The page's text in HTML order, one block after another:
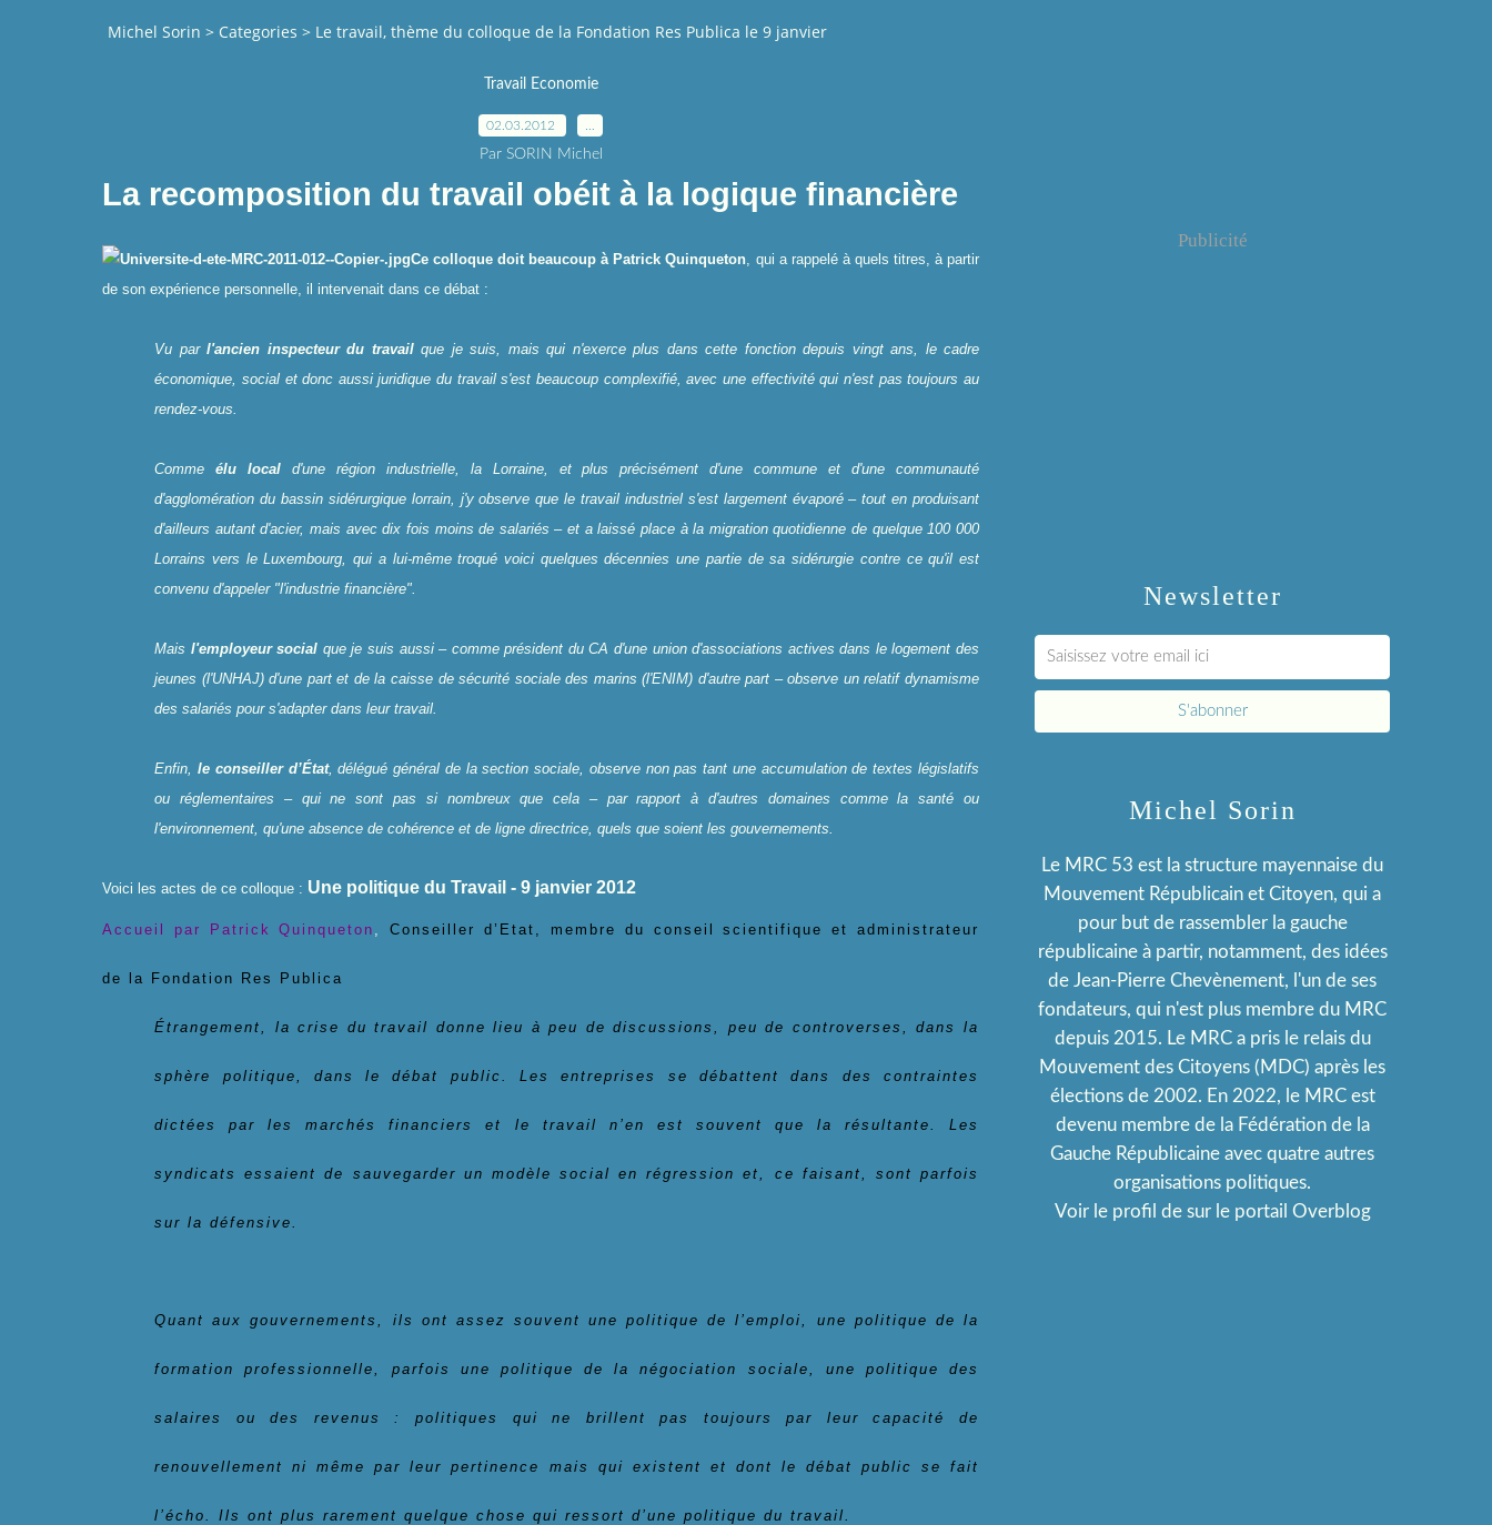
Michel Sorin > Categories > Le travail, thème du colloque de la Fondation Res Publica le 9 janvier
Travail Economie
02.03.2012
Par SORIN Michel
La recomposition du travail obéit à la logique financière
Ce colloque doit beaucoup à Patrick Quinqueton , qui a rappelé à quels titres, à partir
de son expérience personnelle, il intervenait dans ce débat :
Vu parl'ancien inspecteur du travailque je suis, mais qui n'exerce plus dans cette fonction depuis vingt ans, le cadre
économique, social et donc aussi juridique du travail s'est beaucoup complexifié, avec une effectivité qui n'est pas toujours au
rendez-vous.
Commeélu local d'une région industrielle, la Lorraine, et plus précisément d'une commune et d'une communauté
d'agglomération du bassin sidérurgique lorrain, j'y observe que le travail industriel s'est largement évaporé – tout en produisant
d'ailleurs autant d'acier, mais avec dix fois moins de salariés – et a laissé place à la migration quotidienne de quelque 100 000
Lorrains vers le Luxembourg, qui a lui-même troqué voici quelques décennies une partie de sa sidérurgie contre ce qu'il est
convenu d'appeler "l'industrie financière".
Mais l'employeur social que je suis aussi – comme président du CA d'une union d'associations actives dans le logement des
jeunes (l'UNHAJ) d'une part et de la caisse de sécurité sociale des marins (l'ENIM) d'autre part – observe un relatif dynamisme
des salariés pour s'adapter dans leur travail.
Enfin, le conseiller d’État, délégué général de la section sociale, observe non pas tant une accumulation de textes législatifs
ou réglementaires – qui ne sont pas si nombreux que cela – par rapport à d'autres domaines comme la santé ou
l'environnement, qu'une absence de cohérence et de ligne directrice, quels que soient les gouvernements.
Voici les actes de ce colloque : Une politique du Travail - 9 janvier 2012
Accueil par Patrick Quinqueton ,Conseiller d’Etat, membre du conseil scientifique et administrateur
de la Fondation Res Publica
Étrangement, la crise du travail donne lieu à peu de discussions, peu de controverses, dans la
sphère politique, dans le débat public. Les entreprises se débattent dans des contraintes
dictées par les marchés financiers et le travail n’en est souvent que la résultante. Les
syndicats essaient de sauvegarder un modèle social en régression et, ce faisant, sont parfois
sur la défensive.
Quant aux gouvernements, ils ont assez souvent une politique de l’emploi, une politique de la
formation professionnelle, parfois une politique de la négociation sociale, une politique des
salaires ou des revenus : politiques qui ne brillent pas toujours par leur capacité de
renouvellement ni même par leur pertinence mais qui existent et dont le débat public se fait
l’écho. Ils ont plus rarement quelque chose qui ressort d’une politique du travail.
Newsletter
Publicité
Michel Sorin
Le MRC 53 est la structure mayennaise du
Mouvement Républicain et Citoyen, qui a
pour but de rassembler la gauche
républicaine à partir, notamment, des idées
de Jean-Pierre Chevènement, l'un de ses
fondateurs, qui n'est plus membre du MRC
depuis 2015. Le MRC a pris le relais du
Mouvement des Citoyens (MDC) après les
élections de 2002. En 2022, le MRC est
devenu membre de la Fédération de la
Gauche Républicaine avec quatre autres
organisations politiques.
Voir le profil de sur le portail Overblog